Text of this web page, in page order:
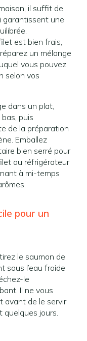
il suffit de
garantissent une
est bien frais,
un mélange
vous pouvez
selon vos
dans un plat,
puis
de la préparation
Emballez
bien serré pour
au réfrigérateur
à mi-temps
pour un
le saumon de
sous l’eau froide
le
Il ne vous
avant de le servir
quelques jours.